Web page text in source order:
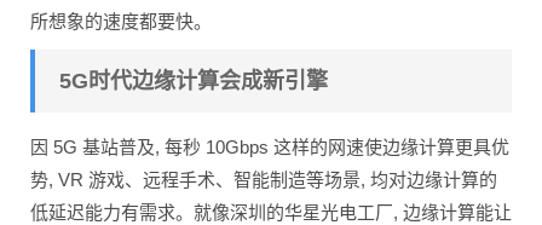
所想象的速度都要快。
5G时代边缘计算会成新引擎
因 5G 基站普及, 每秒 10Gbps 这样的网速使边缘计算更具优
势, VR 游戏、远程手术、智能制造等场景, 均对边缘计算的
低延迟能力有需求。就像深圳的华星光电工厂, 边缘计算能让